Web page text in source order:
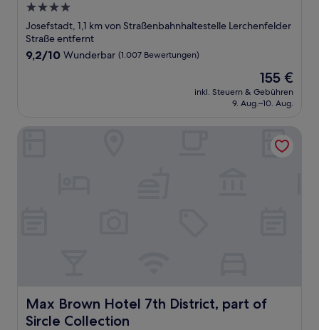
4.0-
Sterne-
Unterkunft
Josefstadt, 1,1 km von Straßenbahnhaltestelle Lerchenfelder
Straße entfernt
9.2
9,2/10 Wunderbar (1.007 Bewertungen)
Der
Preis
beträgt
155 €
inkl. Steuern & Gebühren
9. Aug.–10. Aug.
Max Brown Hotel 7th District, part of
Sircle Collection
Max Brown Hotel 7th District, part of Sircle Collection
Max Brown Hotel 7th District, part of Sircle Collection